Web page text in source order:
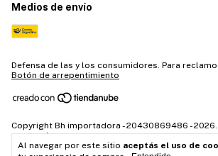
Al navegar por este sitio aceptás el uso de
Medios de envío
Defensa de las y los consumidores. Para
Botón de arrepentimiento
Copyright Bh importadora - 20430869486 -
reservados.